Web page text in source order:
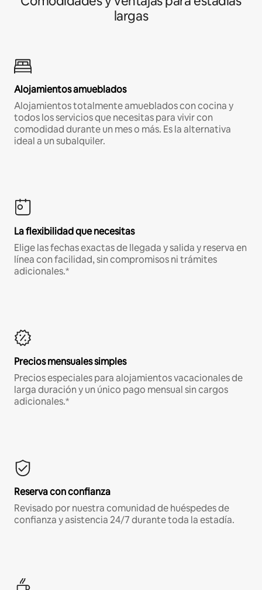
largas
Alojamientos amueblados
Alojamientos totalmente amueblados con cocina y
todos los servicios que necesitas para vivir con
comodidad durante un mes o más. Es la alternativa
ideal a un subalquiler.
La flexibilidad que necesitas
Elige las fechas exactas de llegada y salida y reserva en
línea con facilidad, sin compromisos ni trámites
adicionales.*
Precios mensuales simples
Precios especiales para alojamientos vacacionales de
larga duración y un único pago mensual sin cargos
adicionales.*
Reserva con confianza
Revisado por nuestra comunidad de huéspedes de
confianza y asistencia 24/7 durante toda la estadía.